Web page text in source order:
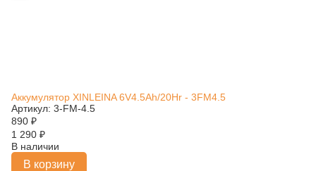
Аккумулятор XINLEINA 6V4.5Ah/20Hr - 3FM4.5
Артикул: 3-FM-4.5
890 ₽
1 290 ₽
В наличии
В корзину